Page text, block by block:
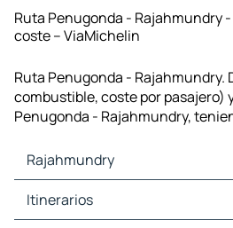
Ruta Penugonda - Rajahmundry
coste – ViaMichelin
Ruta Penugonda - Rajahmundry.
combustible, coste por pasajero)
Penugonda - Rajahmundry,
Rajahmundry
Rajahmundry Mapas Planos
Rajahmundry Trafico
Itinerarios